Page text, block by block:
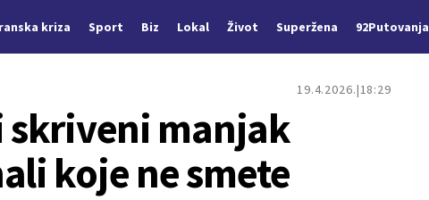
kriza Sport Biz Lokal Život Superžena 92Putovanja
19.4.2026. 18:29
manjak
koje ne smete